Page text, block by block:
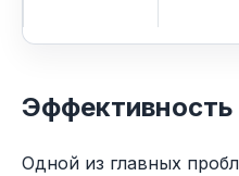
Эффективность
Одной из главных